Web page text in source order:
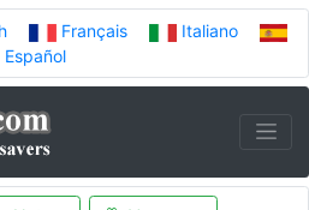
Français
Italiano
Español